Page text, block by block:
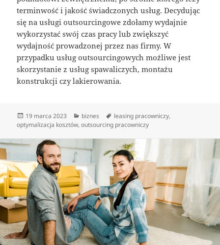
terminwość i jakość świadczonych usług. Decydując
się na usługi outsourcingowe zdołamy wydajnie
wykorzystać swój czas pracy lub zwiększyć
wydajność prowadzonej przez nas firmy. W
przypadku usług outsourcingowych możliwe jest
skorzystanie z usług spawaliczych, montażu
konstrukcji czy lakierowania.
Data
publikacji
19 marca 2023 Kategorie
biznes Tagi
leasing pracowniczy,
optymalizacja kosztów,outsourcing pracowniczy